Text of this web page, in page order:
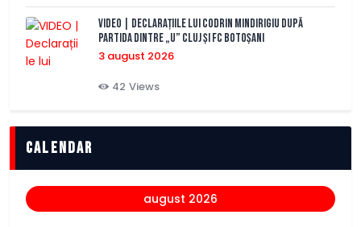
VIDEO | Declarațiile lui Codrin Mindirigiu după
partida dintre „U” Cluj și FC Botoșani
3 august 2026
42 Views
Calendar
august 2026